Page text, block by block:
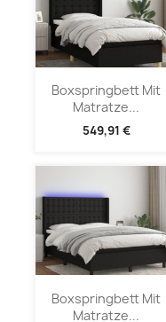
Boxspringbett Mit
Matratze...
549,91 €
Boxspringbett Mit
Matratze...